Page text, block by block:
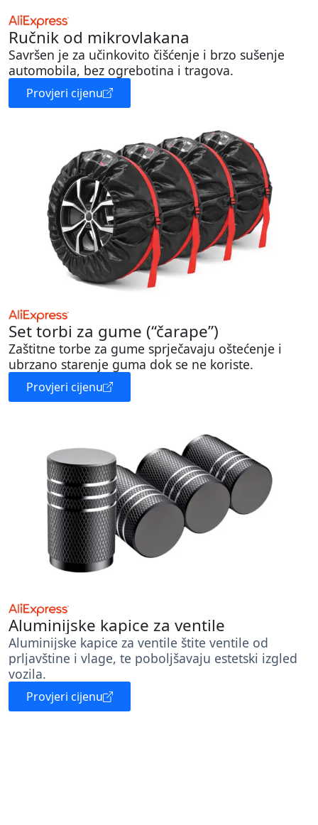
Ručnik od mikrovlakana
Savršen je za učinkovito čišćenje i brzo sušenje
automobila, bez ogrebotina i tragova.
Provjeri cijenu
Set torbi za gume (“čarape”)
Zaštitne torbe za gume sprječavaju oštećenje i
ubrzano starenje guma dok se ne koriste.
Provjeri cijenu
Aluminijske kapice za ventile
Aluminijske kapice za ventile štite ventile od
prljavštine i vlage, te poboljšavaju estetski izgled
vozila.
Provjeri cijenu